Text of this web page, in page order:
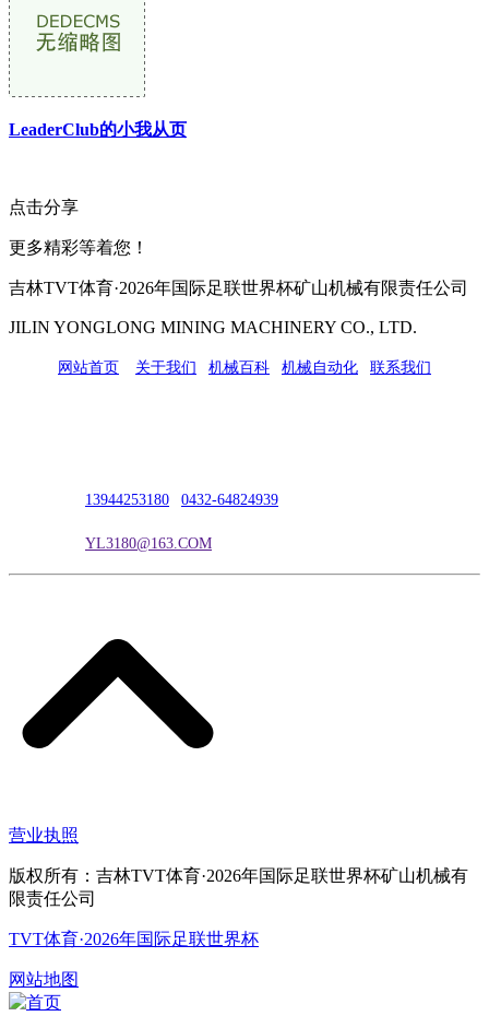
LeaderClub的小我从页
点击分享
更多精彩等着您！
吉林TVT体育·2026年国际足联世界杯矿山机械有限责任公司
JILIN YONGLONG MINING MACHINERY CO., LTD.
网站首页 关于我们 机械百科 机械自动化 联系我们
13944253180 0432-64824939
YL3180@163.COM
营业执照
版权所有：吉林TVT体育·2026年国际足联世界杯矿山机械有
限责任公司
TVT体育·2026年国际足联世界杯
网站地图